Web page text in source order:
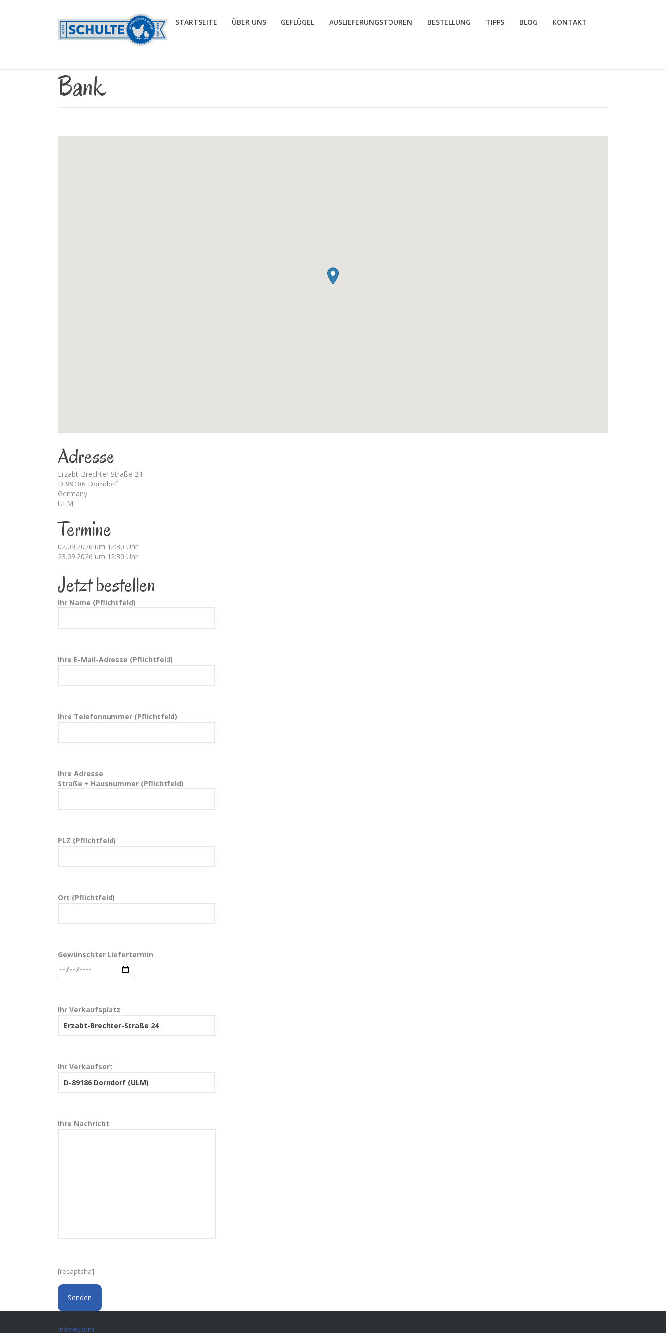
STARTSEITE ÜBER UNS GEFLÜGEL AUSLIEFERUNGSTOUREN BESTELLUNG TIPPS BLOG KONTAKT
Bank
Adresse
Erzabt-Brechter-Straße 24
D-89186 Dorndorf
Germany
ULM
Termine
02.09.2026 um 12:30 Uhr
23.09.2026 um 12:30 Uhr
Jetzt bestellen
Ihr Name (Pflichtfeld)
Ihre E-Mail-Adresse (Pflichtfeld)
Ihre Telefonnummer (Pflichtfeld)
Ihre Adresse
Straße + Hausnummer (Pflichtfeld)
PLZ (Pflichtfeld)
Ort (Pflichtfeld)
Gewünschter Liefertermin
Ihr Verkaufsplatz
Ihr Verkaufsort
Ihre Nachricht
[recaptcha]
Impressum